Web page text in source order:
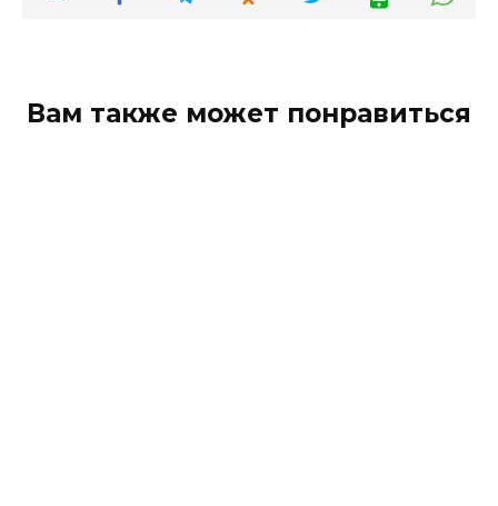
Вам также может понравиться